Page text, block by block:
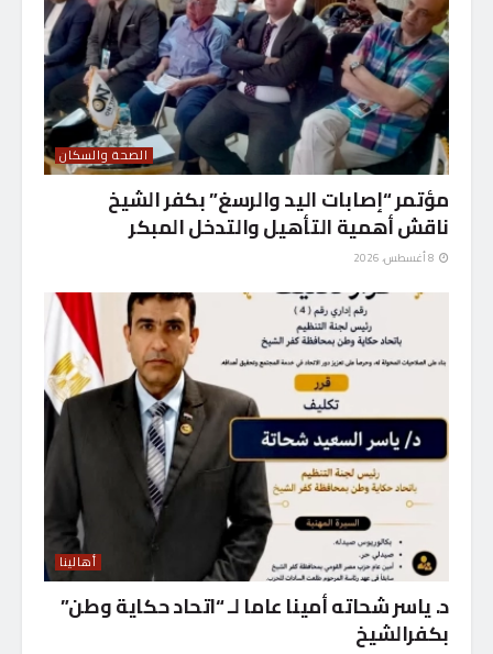
الصحة والسكان
مؤتمر “إصابات اليد والرسغ” بكفر الشيخ
ناقش أهمية التأهيل والتدخل المبكر
أهالينا
د. ياسر شحاته أمينا عاما لـ “اتحاد حكاية وطن”
بكفرالشيخ